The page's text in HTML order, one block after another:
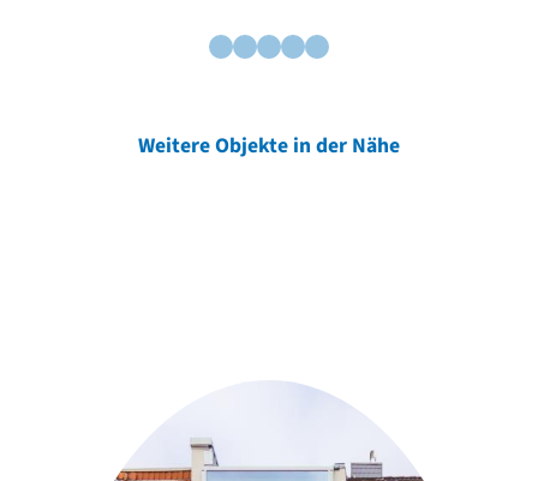
Weitere Objekte in der Nähe